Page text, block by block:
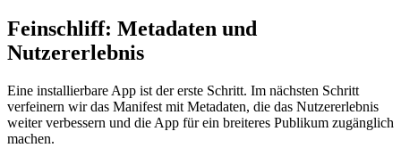
Feinschliff: Metadaten und
Nutzererlebnis
Eine installierbare App ist der erste Schritt. Im nächsten Schritt
verfeinern wir das Manifest mit Metadaten, die das Nutzererlebnis
weiter verbessern und die App für ein breiteres Publikum zugänglich
machen.